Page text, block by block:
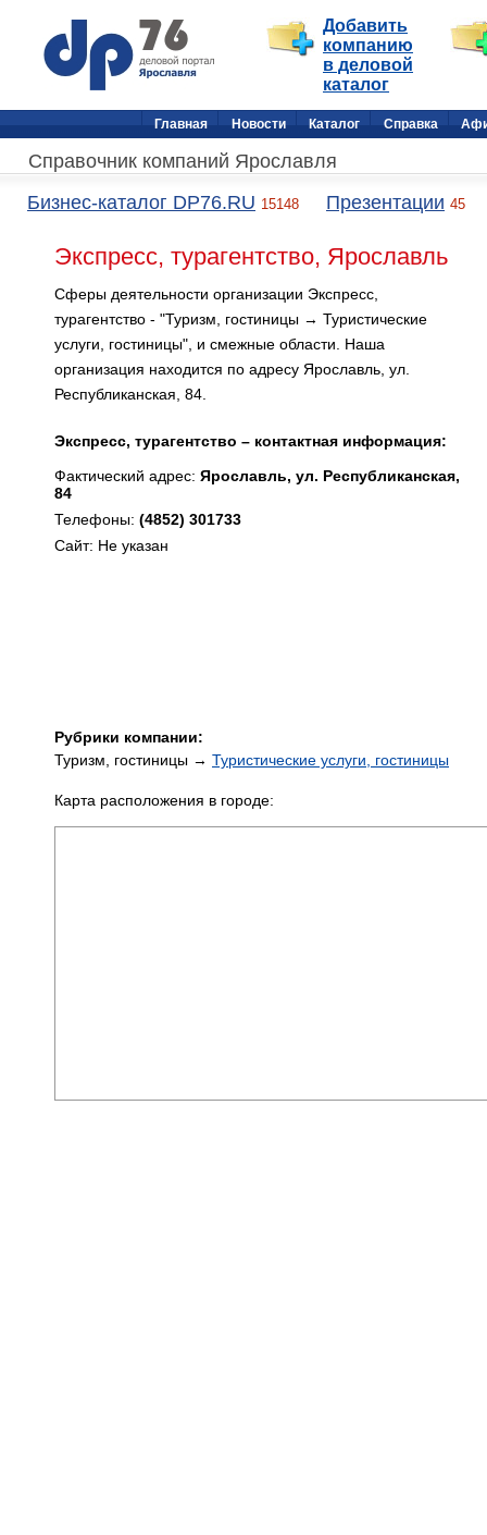
Добавить
компанию
в деловой
каталог
Главная Новости Каталог Справка
Справочник компаний Ярославля
Бизнес-каталог DP76.RU 15148 Презентации 45
Экспресс, турагентство, Ярославль
Сферы деятельности организации Экспресс,
турагентство - "Туризм, гостиницы → Туристические
услуги, гостиницы", и смежные области. Наша
организация находится по адресу Ярославль, ул.
Республиканская, 84.
Экспресс, турагентство – контактная информация:
Фактический адрес: Ярославль, ул. Республиканская,
84
Телефоны: (4852) 301733
Сайт: Не указан
Рубрики компании:
Туризм, гостиницы → Туристические услуги, гостиницы
Карта расположения в городе: